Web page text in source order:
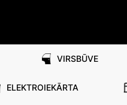
VIRSBŪVE
ELEKTROIEKĀRTA